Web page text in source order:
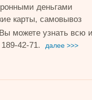
деньгами
карты, самовывоз
Вы можете узнать
42-71.
далее >>>